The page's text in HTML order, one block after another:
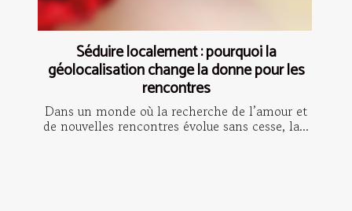
Séduire localement : pourquoi la
géolocalisation change la donne pour les
rencontres
Dans un monde où la recherche de l’amour et
de nouvelles rencontres évolue sans cesse, la...